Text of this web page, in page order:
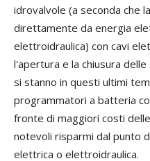
idrovalvole (a seconda che
direttamente da energia
elettroidraulica) con cavi
l'apertura e la chiusura
si stanno in questi ultimi
programmatori a batteria
fronte di maggiori costi
notevoli risparmi dal punto
elettrica o elettroidraulica.